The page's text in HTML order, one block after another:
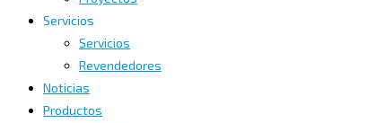
Servicios
Servicios
Revendedores
Noticias
Productos